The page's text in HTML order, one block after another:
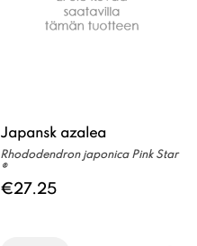
Japansk azalea
Rhododendron japonica Pink Star
®
€27.25